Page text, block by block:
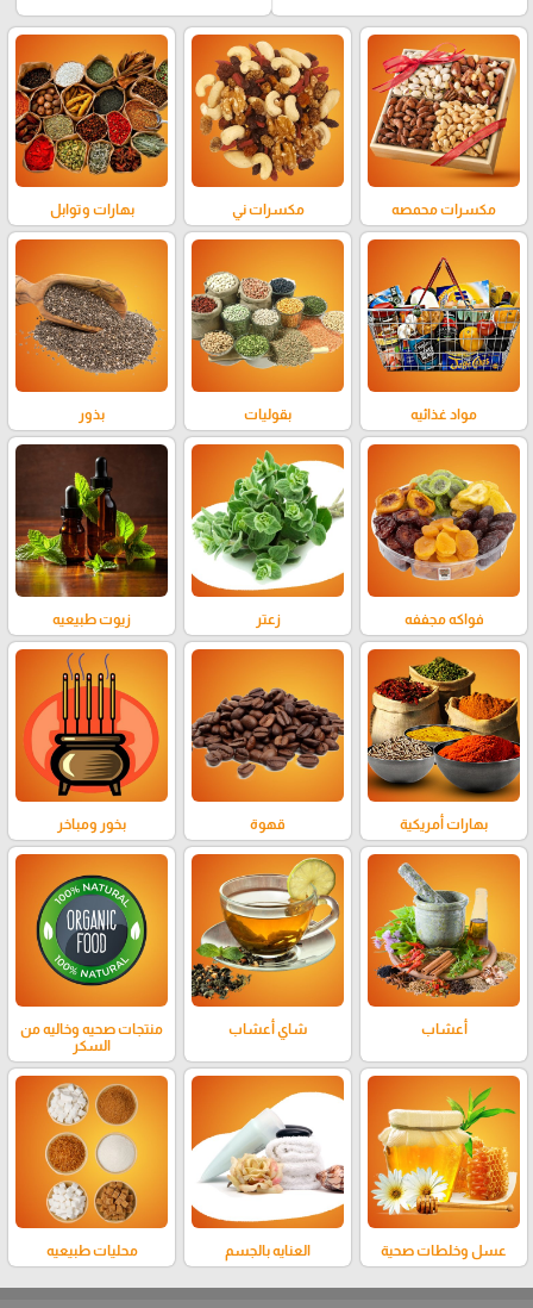
مكسرات محمصه مكسرات ني بهارات وتوابل
مواد غذائيه بقوليات بذور
فواكه مجففه زعتر زيوت طبيعيه
بهارات أمريكية قهوة بخور ومباخر
أعشاب شاي أعشاب
منتجات صحيه وخاليه من
السكر
عسل وخلطات صحية العنايه بالجسم محليات طبيعيه